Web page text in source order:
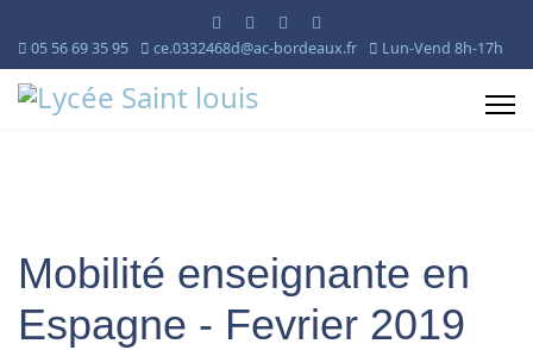
05 56 69 35 95 ce.0332468d@ac-bordeaux.fr Lun-Vend 8h-17h
Mobilité enseignante en
Espagne - Fevrier 2019